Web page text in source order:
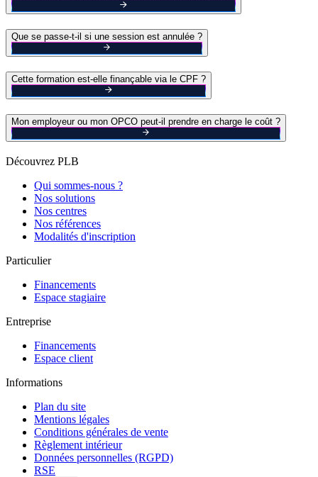
Que se passe-t-il si une session est annulée ?
Cette formation est-elle finançable via le CPF ?
Mon employeur ou mon OPCO peut-il prendre en charge le coût ?
Découvrez PLB
Qui sommes-nous ?
Nos solutions
Nos centres
Nos références
Modalités d'inscription
Particulier
Financements
Espace stagiaire
Entreprise
Financements
Espace client
Informations
Plan du site
Mentions légales
Conditions générales de vente
Règlement intérieur
Données personnelles (RGPD)
RSE